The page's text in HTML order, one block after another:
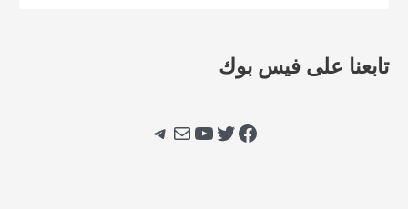
تابعنا على فيس بوك
فيسبوك تويتر يوتيوببريد تيليجرام